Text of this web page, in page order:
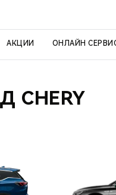
АКЦИИ ОНЛАЙН